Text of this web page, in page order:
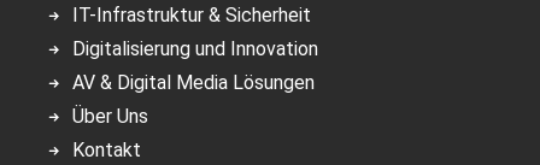
IT-Infrastruktur & Sicherheit
Digitalisierung und Innovation
AV & Digital Media Lösungen
Über Uns
Kontakt